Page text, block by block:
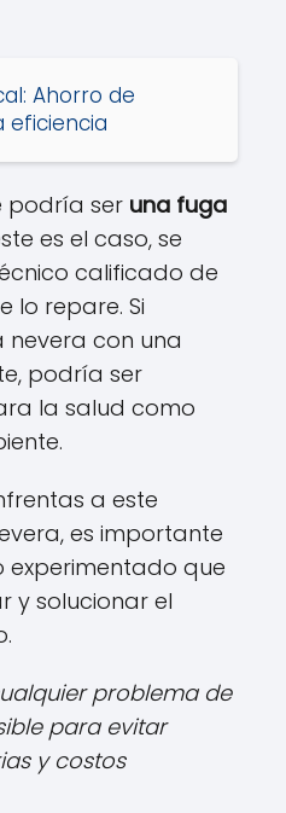
Ahorro de
eficiencia
podría ser una fuga
es el caso, se
calificado de
lo repare. Si
con una
podría ser
la salud como
a este
es importante
experimentado que
y solucionar el
problema de
para evitar
y costos